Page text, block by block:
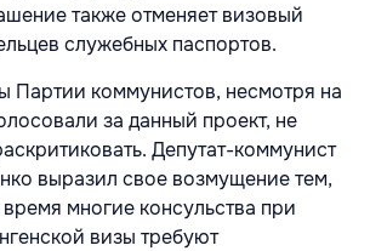
также отменяет визовый
служебных паспортов.
Партии коммунистов, несмотря на
за данный проект, не
Депутат-коммунист
выразил свое возмущение тем,
многие консульства при
визы требуют